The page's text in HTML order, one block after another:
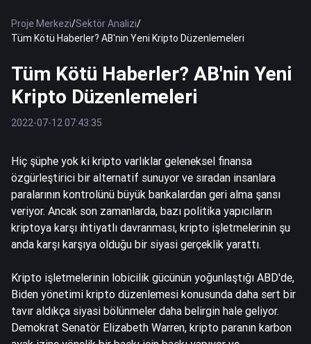
Proje Merkezi/Sektör Analizi/
Tüm Kötü Haberler? AB'nin Yeni Kripto Düzenlemeleri
Tüm Kötü Haberler? AB'nin Yeni
Kripto Düzenlemeleri
2022-07-12 07:43:35
Hiç şüphe yok ki kripto varlıklar geleneksel finansa
özgürleştirici bir alternatif sunuyor ve sıradan insanlara
paralarının kontrolünü büyük bankalardan geri alma şansı
veriyor. Ancak son zamanlarda, bazı politika yapıcıların
kriptoya karşı ihtiyatlı davranması, kripto işletmelerinin şu
anda karşı karşıya olduğu bir siyasi gerçeklik yarattı.
Kripto işletmelerinin lobicilik gücünün yoğunlaştığı ABD'de,
Biden yönetimi kripto düzenlemesi konusunda daha sert bir
tavır aldıkça siyasi bölünmeler daha belirgin hale geliyor.
Demokrat Senatör Elizabeth Warren, kripto paranın karbon